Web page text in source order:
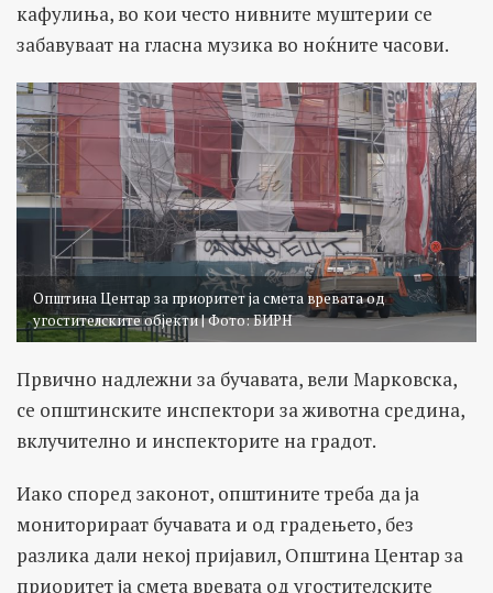
кафулиња, во кои често нивните муштерии се
забавуваат на гласна музика во ноќните часови.
Општина Центар за приоритет ја смета вревата од
угостителските објекти | Фото: БИРН
Првично надлежни за бучавата, вели Марковска,
се општинските инспектори за животна средина,
вклучително и инспекторите на градот.
Иако според законот, општините треба да ја
мониторираат бучавата и од градењето, без
разлика дали некој пријавил, Општина Центар за
приоритет ја смета вревата од угостителските